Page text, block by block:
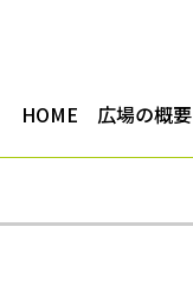
HOME 広場の概要